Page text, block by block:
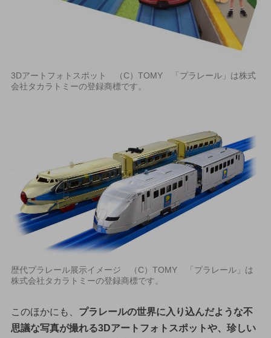
3Dアートフォトスポット （C）TOMY 「プラレール」は株式
会社タカラトミーの登録商標です。
歴代プラレール展示イメージ （C）TOMY 「プラレール」は
株式会社タカラトミーの登録商標です。
このほかにも、 プラレールの世界に入り込んだような不
思議な写真が撮れる3Dアートフォトスポットや、珍しい